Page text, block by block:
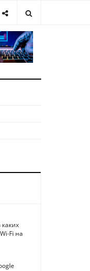
Fi на